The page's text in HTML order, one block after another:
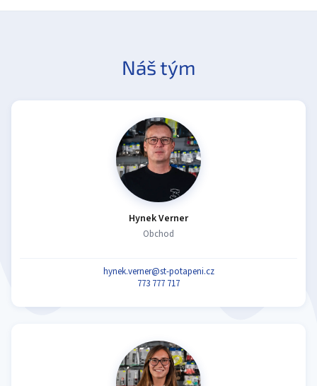
Náš tým
Hynek Verner
Obchod
hynek.verner@st-potapeni.cz
773 777 717